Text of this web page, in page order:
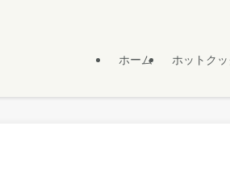
ホーム ホットク